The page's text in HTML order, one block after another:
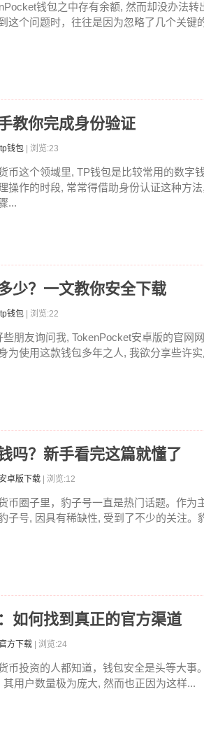
钱包之中存有余额, 然而却没办法
这个问题时，往往是因为忽略了几个关键
教你完成身份验证
钱包 | 浏览:23
币这个领域里, TP钱包是比较常用的数字
操作的时段, 常常得借助身份认证这种方
...
少？一文教你安全下载
钱包 | 浏览:22
些朋友询问我, TokenPocket安卓版的官网
为使用这款钱包多年之人, 我欲分享些许
吗？新手看完这篇就懂了
卓版下载 | 浏览:12
币圈子里，豹子号一直是热门话题。作为
子号, 因具有稀缺性, 受到了不少的关注。
如何找到真正的官方渠道
方下载 | 浏览:24
币投资的人都知道，钱包安全是头等大事
其用户数量极为庞大, 然而也正因为这样...